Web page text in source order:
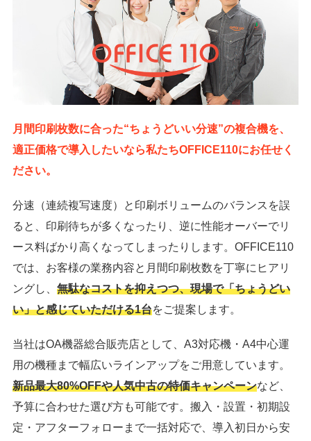
月間印刷枚数に合った“ちょうどいい分速”の複合機を、
適正価格で導入したいなら私たちOFFICE110にお任せく
ださい。
分速（連続複写速度）と印刷ボリュームのバランスを誤
ると、印刷待ちが多くなったり、逆に性能オーバーでリ
ース料ばかり高くなってしまったりします。OFFICE110
では、お客様の業務内容と月間印刷枚数を丁寧にヒアリ
ングし、 無駄なコストを抑えつつ、現場で「ちょうどい
い」と感じていただける1台をご提案します。
当社はOA機器総合販売店として、A3対応機・A4中心運
用の機種まで幅広いラインアップをご用意しています。
新品最大80%OFFや人気中古の特価キャンペーンなど、
予算に合わせた選び方も可能です。搬入・設置・初期設
定・アフターフォローまで一括対応で、導入初日から安